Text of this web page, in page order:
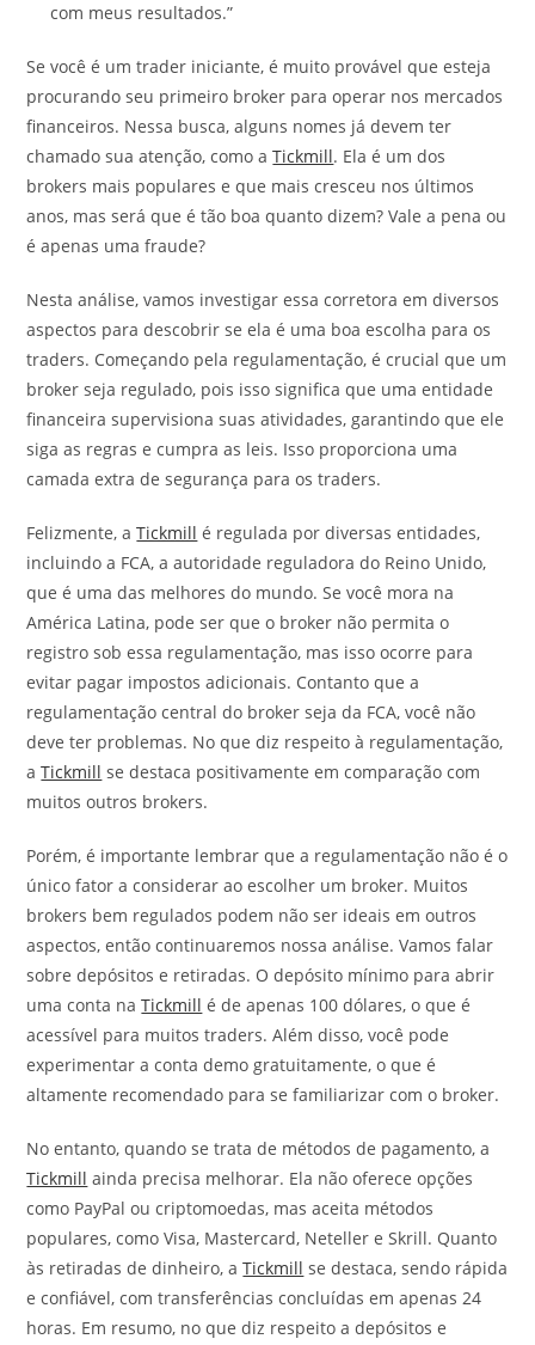
com meus resultados.”
Se você é um trader iniciante, é muito provável que esteja
procurando seu primeiro broker para operar nos mercados
financeiros. Nessa busca, alguns nomes já devem ter
chamado sua atenção, como aTickmill. Ela é um dos
brokers mais populares e que mais cresceu nos últimos
anos, mas será que é tão boa quanto dizem? Vale a pena ou
é apenas uma fraude?
Nesta análise, vamos investigar essa corretora em diversos
aspectos para descobrir se ela é uma boa escolha para os
traders. Começando pela regulamentação, é crucial que um
broker seja regulado, pois isso significa que uma entidade
financeira supervisiona suas atividades, garantindo que ele
siga as regras e cumpra as leis. Isso proporciona uma
camada extra de segurança para os traders.
Felizmente, aTickmill é regulada por diversas entidades,
incluindo a FCA, a autoridade reguladora do Reino Unido,
que é uma das melhores do mundo. Se você mora na
América Latina, pode ser que o broker não permita o
registro sob essa regulamentação, mas isso ocorre para
evitar pagar impostos adicionais. Contanto que a
regulamentação central do broker seja da FCA, você não
deve ter problemas. No que diz respeito à regulamentação,
aTickmill se destaca positivamente em comparação com
muitos outros brokers.
Porém, é importante lembrar que a regulamentação não é o
único fator a considerar ao escolher um broker. Muitos
brokers bem regulados podem não ser ideais em outros
aspectos, então continuaremos nossa análise. Vamos falar
sobre depósitos e retiradas. O depósito mínimo para abrir
uma conta naTickmill é de apenas 100 dólares, o que é
acessível para muitos traders. Além disso, você pode
experimentar a conta demo gratuitamente, o que é
altamente recomendado para se familiarizar com o broker.
No entanto, quando se trata de métodos de pagamento, a
Tickmill ainda precisa melhorar. Ela não oferece opções
como PayPal ou criptomoedas, mas aceita métodos
populares, como Visa, Mastercard, Neteller e Skrill. Quanto
às retiradas de dinheiro, aTickmill se destaca, sendo rápida
e confiável, com transferências concluídas em apenas 24
horas. Em resumo, no que diz respeito a depósitos e